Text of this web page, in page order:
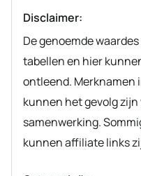
Disclaimer:
De genoemde waardes zijn gebaseerd op standaard
tabellen en hier
ontleend. Merknamen
kunnen het gevolg
samenwerking.
kunnen affiliate links